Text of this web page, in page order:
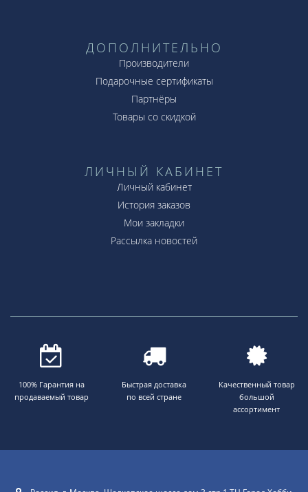
ДОПОЛНИТЕЛЬНО
Производители
Подарочные сертификаты
Партнёры
Товары со скидкой
ЛИЧНЫЙ КАБИНЕТ
Личный кабинет
История заказов
Мои закладки
Рассылка новостей
100% Гарантия на
продаваемый товар
Быстрая доставка
по всей стране
Качественный товар
большой
ассортимент